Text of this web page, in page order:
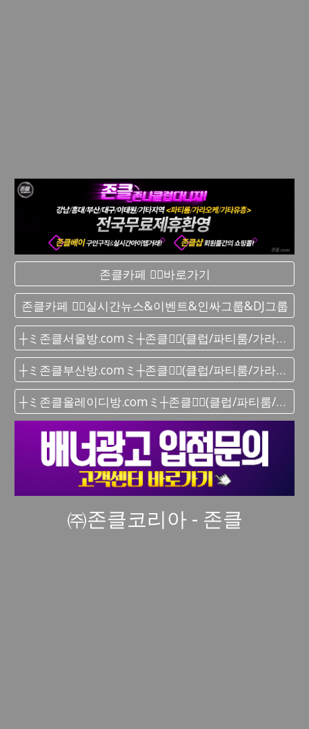
존클카페 ❤️‍🔥바로가기
존클카페 ❤️‍🔥실시간 뉴스&이벤트&인싸그룹&DJ그룹
┼ミ존클서울방.comミ┼존클❤️‍🔥(클럽/파티룸/가라오케) - 단톡방
┼ミ존클부산방.comミ┼존클❤️‍🔥(클럽/파티룸/가라오케) - 단톡방
┼ミ존클올레이디방.comミ┼존클❤️‍🔥(클럽/파티룸/가라오케) - 단톡방
㈜존클코리아 - 존클